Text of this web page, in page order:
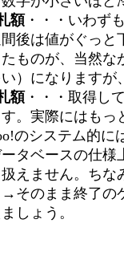
額 ・・・いわず
後は値がぐっと
ものが、当然な
）になります
額 ・・・取得し
す。実際にはも
のシステム的に
タベースの仕様
えません。ちな
そのまま終了の
しょう。